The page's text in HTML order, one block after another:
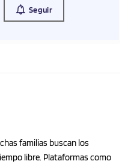
Seguir
familias buscan los
libre. Plataformas como